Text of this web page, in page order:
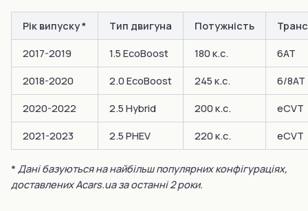
Рік випуску * Тип двигуна Потужність
2017-2019 1.5 EcoBoost 180 к.с. 6АТ
2018-2020 2.0 EcoBoost 245 к.с. 6/8АТ
2020-2022 2.5 Hybrid 200 к.с. eCVT
2021-2023 2.5 PHEV 220 к.с. eCVT
* Дані базуються на найбільш популярних конфігураціях,
доставлених Acars.ua за останні 2 роки.